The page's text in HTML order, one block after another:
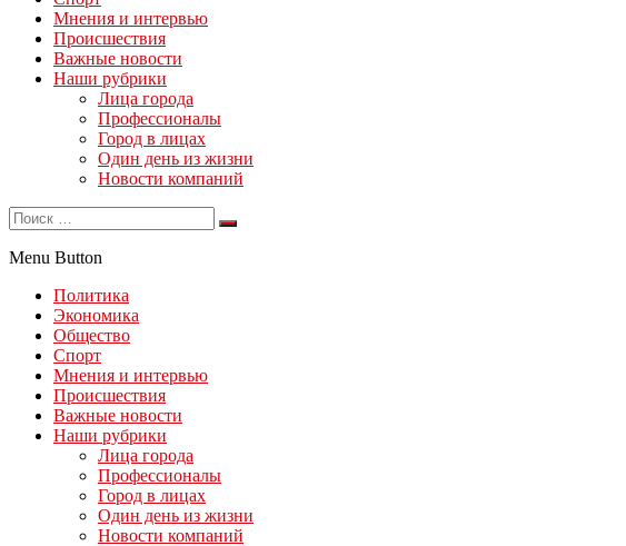
Мнения и интервью
Происшествия
Важные новости
Наши рубрики
Лица города
Профессионалы
Город в лицах
Один день из жизни
Новости компаний
Menu Button
Политика
Экономика
Общество
Спорт
Мнения и интервью
Происшествия
Важные новости
Наши рубрики
Лица города
Профессионалы
Город в лицах
Один день из жизни
Новости компаний